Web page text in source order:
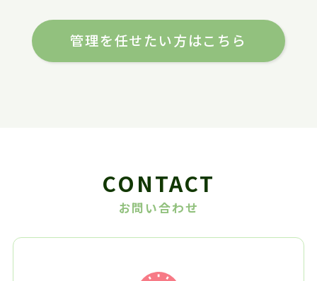
管理を任せたい方はこちら
CONTACT
お問い合わせ